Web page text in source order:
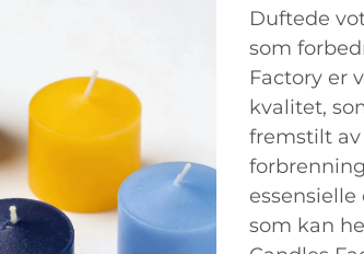
Duftede
som
Factory er
kvalitet,
fremstilt
som kan